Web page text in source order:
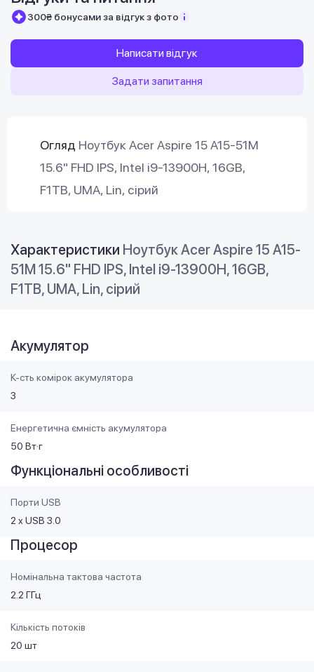
300₴ бонусами за відгук з фото
Написати відгук
Задати запитання
Огляд Ноутбук Acer Aspire 15 A15-51M
15.6" FHD IPS, Intel i9-13900H, 16GB,
F1TB, UMA, Lin, сірий
Характеристики Ноутбук Acer Aspire 15 A15-
51M 15.6" FHD IPS, Intel i9-13900H, 16GB,
F1TB, UMA, Lin, сірий
Акумулятор
К-сть комірок акумулятора
3
Енергетична ємність акумулятора
50 Вт·г
Функціональні особливості
Порти USB
2 х USB 3.0
Процесор
Номінальна тактова частота
2.2 ГГц
Кількість потоків
20 шт